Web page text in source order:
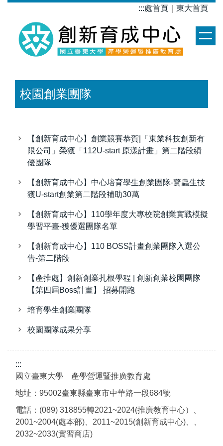
:::處首頁 東大首頁
校園創業團隊
【創新育成中心】創業競賽恭賀|「東業科技創新有
限公司」榮獲「112U-start 原漾計畫」第二階段績
優團隊
【創新育成中心】中心培育學生創業團隊-驚蟲生技
獲U-start創業第二階段補助30萬
【創新育成中心】110學年度大專校院創業實戰模擬
學習平臺-獲優選團隊名單
【創新育成中心】110 BOSS計畫創業團隊入選公
告-第二階段
【產推處】創新創業扎根學程 | 創新創業校園團隊
【第四屆Boss計畫】 招募開跑
培育學生創業團隊
校園團隊成果分享
:::
國立臺東大學 產學營運暨推廣教育處
地址：95002臺東縣臺東市中華路一段684號
電話：(089) 318855轉2021~2024(推廣教育中心）、
2001~2004(處本部)、2011~2015(創新育成中心)、、
2032~2033(實習商店)